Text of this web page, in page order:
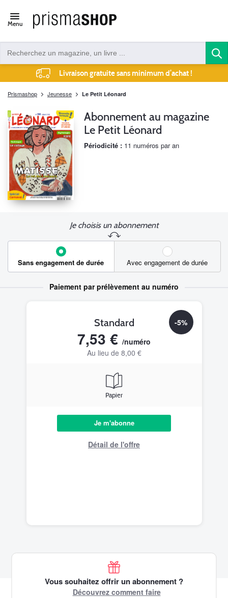
Open/close
navigation
Menu
Livraison gratuite sans minimum d’achat !
Prismashop Jeunesse Le Petit Léonard
Abonnement au magazine
Le Petit Léonard
Périodicité : 11 numéros par an
Je choisis un abonnement
Sans engagement de durée Avec engagement de durée
Paiement par prélèvement au numéro
-5%
Standard
7,53 € /numéro
Au lieu de 8,00 €
Papier
Je m'abonne
Détail de l'offre
Vous souhaitez offrir un abonnement ?
Découvrez comment faire